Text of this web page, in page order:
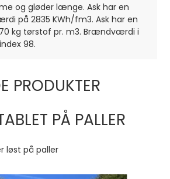
og gløder længe. Ask har en
på 2835 KWh/fm3. Ask har en
kg tørstof pr. m3. Brændværdi i
98.
PRODUKTER
PÅ PALLER
løst på paller